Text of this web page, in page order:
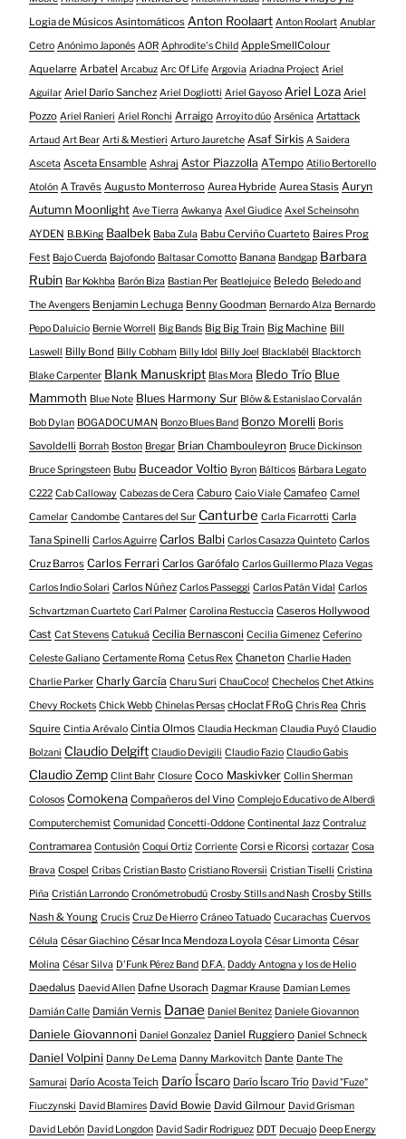
Logia de Músicos Asintomáticos Anton Roolaart Anton Roolart Anublar
Cetro Anónimo Japonés AOR Aphrodite's Child AppleSmellColour
Aquelarre Arbatel Arcabuz Arc Of Life Argovia Ariadna Project Ariel
Aguilar Ariel Darío Sanchez Ariel Dogliotti Ariel Gayoso Ariel Loza Ariel
Pozzo Ariel Ranieri Ariel Ronchi Arraigo Arroyito dúo Arsénica Artattack
Artaud Art Bear Arti & Mestieri Arturo Jauretche Asaf Sirkis A Saidera
Asceta Asceta Ensamble Ashraj Astor Piazzolla ATempo Atilio Bertorello
Atolón A Través Augusto Monterroso Aurea Hybride Aurea Stasis Auryn
Autumn Moonlight Ave Tierra Awkanya Axel Giudice Axel Scheinsohn
AYDEN B.B.King Baalbek Baba Zula Babu Cerviño Cuarteto Baires Prog
Fest Bajo Cuerda Bajofondo Baltasar Comotto Banana Bandgap Barbara
Rubin Bar Kokhba Barón Biza Bastian Per Beatlejuice Beledo Beledo and
The Avengers Benjamin Lechuga Benny Goodman Bernardo Alza Bernardo
Pepo Daluicio Bernie Worrell Big Bands Big Big Train Big Machine Bill
Laswell Billy Bond Billy Cobham Billy Idol Billy Joel Blacklabél Blacktorch
Blake Carpenter Blank Manuskript Blas Mora Bledo Trío Blue
Mammoth Blue Note Blues Harmony Sur Blöw & Estanislao Corvalán
Bob Dylan BOGADOCUMAN Bonzo Blues Band Bonzo Morelli Boris
Savoldelli Borrah Boston Bregar Brian Chambouleyron Bruce Dickinson
Bruce Springsteen Bubu Buceador Voltio Byron Bálticos Bárbara Legato
C222 Cab Calloway Cabezas de Cera Caburo Caio Viale Camafeo Camel
Camelar Candombe Cantares del Sur Canturbe Carla Ficarrotti Carla
Tana Spinelli Carlos Aguirre Carlos Balbi Carlos Casazza Quinteto Carlos
Cruz Barros Carlos Ferrari Carlos Garófalo Carlos Guillermo Plaza Vegas
Carlos Indio Solari Carlos Núñez Carlos Passeggi Carlos Patán Vidal Carlos
Schvartzman Cuarteto Carl Palmer Carolina Restuccia Caseros Hollywood
Cast Cat Stevens Catukuá Cecilia Bernasconi Cecilia Gimenez Ceferino
Celeste Galiano Certamente Roma Cetus Rex Chaneton Charlie Haden
Charlie Parker Charly García Charu Suri ChauCoco! Chechelos Chet Atkins
Chevy Rockets Chick Webb Chinelas Persas cHoclat FRoG Chris Rea Chris
Squire Cintia Arévalo Cintia Olmos Claudia Heckman Claudia Puyó Claudio
Bolzani Claudio Delgift Claudio Devigili Claudio Fazio Claudio Gabis
Claudio Zemp Clint Bahr Closure Coco Maskivker Collin Sherman
Colosos Comokena Compañeros del Vino Complejo Educativo de Alberdi
Computerchemist Comunidad Concetti-Oddone Continental Jazz Contraluz
Contramarea Contusión Coqui Ortiz Corriente Corsi e Ricorsi cortazar Cosa
Brava Cospel Cribas Cristian Basto Cristiano Roversii Cristian Tiselli Cristina
Piña Cristián Larrondo Cronómetrobudú Crosby Stills and Nash Crosby Stills
Nash & Young Crucis Cruz De Hierro Cráneo Tatuado Cucarachas Cuervos
Célula César Giachino César Inca Mendoza Loyola César Limonta César
Molina César Silva D'Funk Pérez Band D.F.A. Daddy Antogna y los de Helio
Daedalus Daevid Allen Dafne Usorach Dagmar Krause Damian Lemes
Damián Calle Damián Vernis Danae Daniel Benitez Daniele Giovannon
Daniele Giovannoni Daniel Gonzalez Daniel Ruggiero Daniel Schneck
Daniel Volpini Danny De Lema Danny Markovitch Dante Dante The
Samurai Darío Acosta Teich Darío Íscaro Darío Íscaro Trío David "Fuze"
Fiuczynski David Blamires David Bowie David Gilmour David Grisman
David Lebón David Longdon David Sadir Rodriguez DDT Decuajo Deep Energy